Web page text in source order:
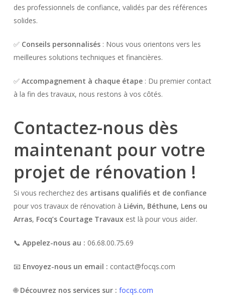
des professionnels de confiance, validés par des références
solides.
✅ Conseils personnalisés: Nous vous orientons vers les
meilleures solutions techniques et financières.
✅ Accompagnement à chaque étape: Du premier contact
à la fin des travaux, nous restons à vos côtés.
Contactez-nous dès
maintenant pour votre
projet de rénovation !
Si vous recherchez des artisans qualifiés et de confiance
pour vos travaux de rénovation à Liévin, Béthune, Lens ou
Arras, Focq’s Courtage Travaux est là pour vous aider.
📞 Appelez-nous au : 06.68.00.75.69
📧 Envoyez-nous un email : contact@focqs.com
🌐 Découvrez nos services sur : focqs.com